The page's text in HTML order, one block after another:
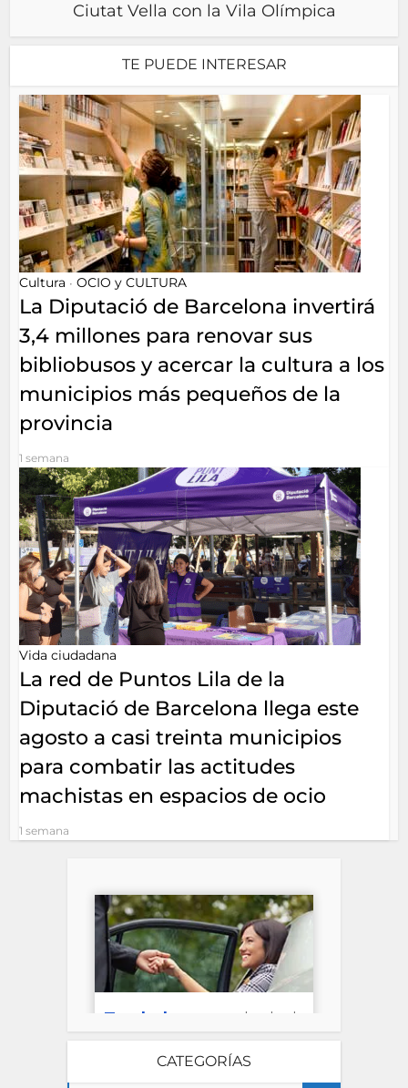
Ciutat Vella con la Vila Olímpica
TE PUEDE INTERESAR
Cultura • OCIO y CULTURA
La Diputació de Barcelona invertirá
3,4 millones para renovar sus
bibliobusos y acercar la cultura a los
municipios más pequeños de la
provincia
1 semana
Vida ciudadana
La red de Puntos Lila de la
Diputació de Barcelona llega este
agosto a casi treinta municipios
para combatir las actitudes
machistas en espacios de ocio
1 semana
CATEGORÍAS